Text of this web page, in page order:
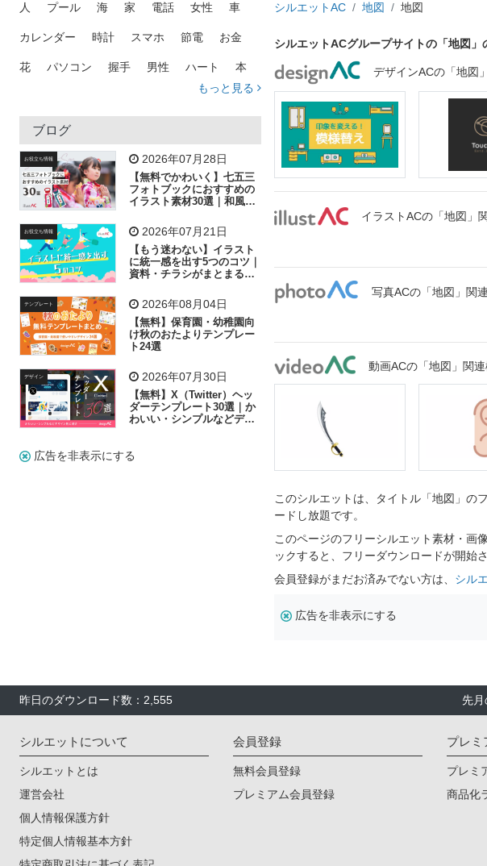
人 プール 海 家 電話 女性 車
カレンダー 時計 スマホ 節電 お金
花 パソコン 握手 男性 ハート 本
トラック 木
吹き出し
飛行機 グラフ ビル 魚 家族 書類
歩く 工場 会社 太陽 キラキラ
子供 作業員 相談 ピクトグラム
もっと見る
ブログ
お役立ち情報 2026年07月28日
【無料でかわいく】七五三
フォトブックにおすすめの
イラスト素材30選｜和風の
お役立ち情報 2026年07月21日
【もう迷わない】イラスト
に統一感を出す5つのコツ｜
資料・チラシがまとまるフ
テンプレート 2026年08月04日
【無料】保育園・幼稚園向
け秋のおたよりテンプレー
ト24選
デザイン 2026年07月30日
【無料】X（Twitter）ヘッ
ダーテンプレート30選｜か
わいい・シンプルなどデザ
広告を非表示にする
シルエットAC 地図 地図
シルエットACグループサイトの「地図」
デザインACの「地図
イラストACの「地図」
写真ACの「地図」関
動画ACの「地図」関
このシルエットは、タイトル「地図」の
ードし放題です。
このページのフリーシルエット素材・画
ックすると、フリーダウンロードが開始さ
会員登録がまだお済みでない方は、 シル
広告を非表示にする
昨日のダウンロード数：2,555 先月
シルエットについて
シルエットとは
運営会社
個人情報保護方針
特定個人情報基本方針
会員登録
無料会員登録
プレミアム会員登録
プレミ
プレミ
商品化